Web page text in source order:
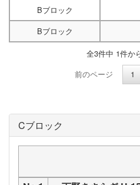
Bブロック
Bブロック
全3件中 1件か
前のページ
1
Cブロック